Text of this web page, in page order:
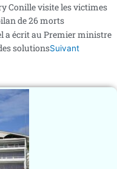
Conille visite les victimes
de 26 morts
a écrit au Premier ministre
solutionsSuivant